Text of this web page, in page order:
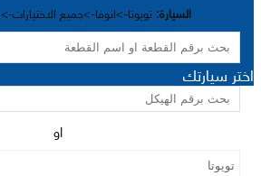
السيارة: تويوتا->انوفا->جميع الاختيارات->
اختر سيارتك
او